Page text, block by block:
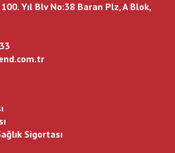
100. Yıl Blv No:38 Baran Plz, A Blok,
Sigortası